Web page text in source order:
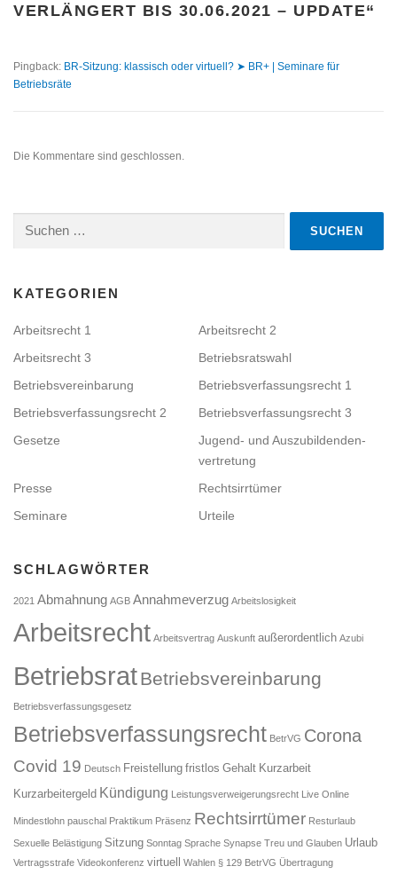
VERLÄNGERT BIS 30.06.2021 – UPDATE“
Pingback: BR-Sitzung: klassisch oder virtuell? ➤ BR+ | Seminare für
Betriebsräte
Die Kommentare sind geschlossen.
nach:
KATEGORIEN
Arbeitsrecht 1
Arbeitsrecht 2
Arbeitsrecht 3
Betriebsratswahl
Betriebsvereinbarung
Betriebsverfassungsrecht 1
Betriebsverfassungsrecht 2
Betriebsverfassungsrecht 3
Gesetze
Jugend- und Auszubildenden­
vertretung
Presse
Rechtsirrtümer
Seminare
Urteile
SCHLAGWÖRTER
2021 Abmahnung AGB Annahmeverzug Arbeitslosigkeit
Arbeitsrecht Arbeitsvertrag Auskunft außerordentlich Azubi
BetriebsratBetriebsvereinbarung
Betriebsverfassungsgesetz
Betriebsverfassungsrecht BetrVG Corona
Covid 19 Deutsch Freistellung fristlos Gehalt Kurzarbeit
Kurzarbeitergeld Kündigung Leistungsverweigerungsrecht Live Online
Mindestlohn pauschal Praktikum Präsenz Rechtsirrtümer Resturlaub
Sexuelle Belästigung Sitzung Sonntag Sprache Synapse Treu und Glauben Urlaub
Vertragsstrafe Videokonferenz virtuell Wahlen § 129 BetrVG Übertragung